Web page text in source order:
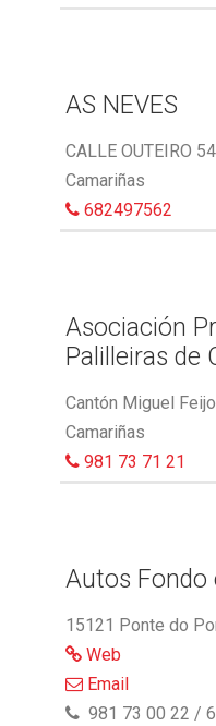
AS NEVES
CALLE OUTEIRO
Camariñas
682497562
Asociación
Palilleiras de
Cantón Miguel
Camariñas
981 73 71 21
Autos Fondo
15121 Ponte do
Web
Email
981 73 00 22 /